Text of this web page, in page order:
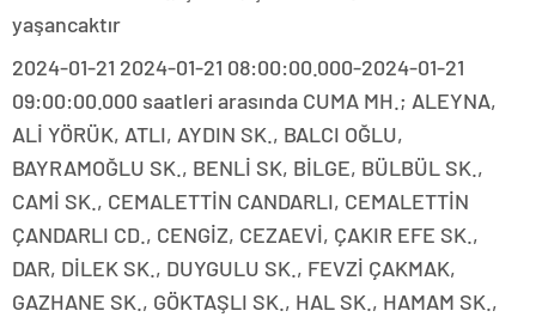
yaşancaktır
2024-01-21 2024-01-21 08:00:00.000-2024-01-21
09:00:00.000 saatleri arasında CUMA MH.; ALEYNA,
ALİ YÖRÜK, ATLI, AYDIN SK., BALCI OĞLU,
BAYRAMOĞLU SK., BENLİ SK, BİLGE, BÜLBÜL SK.,
CAMİ SK., CEMALETTİN CANDARLI, CEMALETTİN
ÇANDARLI CD., CENGİZ, CEZAEVİ, ÇAKIR EFE SK.,
DAR, DİLEK SK., DUYGULU SK., FEVZİ ÇAKMAK,
GAZHANE SK., GÖKTAŞLI SK., HAL SK., HAMAM SK.,